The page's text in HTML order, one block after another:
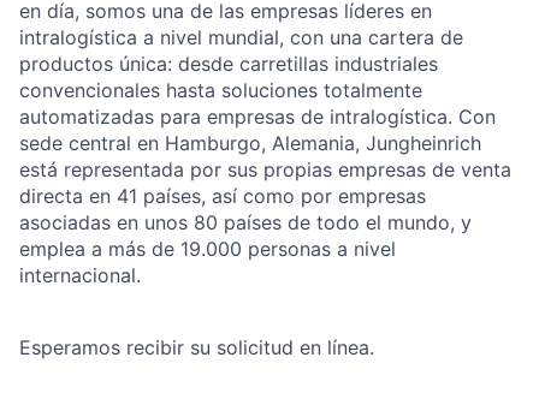
en día, somos una de las empresas líderes en
intralogística a nivel mundial, con una cartera de
productos única: desde carretillas industriales
convencionales hasta soluciones totalmente
automatizadas para empresas de intralogística. Con
sede central en Hamburgo, Alemania, Jungheinrich
está representada por sus propias empresas de venta
directa en 41 países, así como por empresas
asociadas en unos 80 países de todo el mundo, y
emplea a más de 19.000 personas a nivel
internacional.
Esperamos recibir su solicitud en línea.